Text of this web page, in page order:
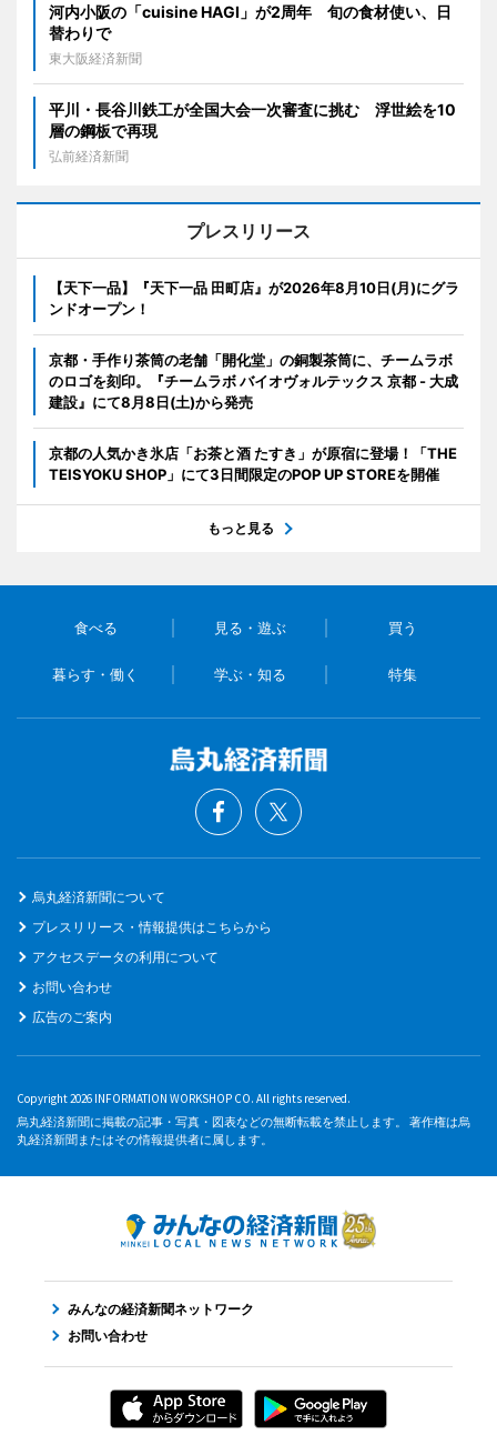
河内小阪の「cuisine HAGI」が2周年 旬の食材使い、日
替わりで
東大阪経済新聞
平川・長谷川鉄工が全国大会一次審査に挑む 浮世絵を10
層の鋼板で再現
弘前経済新聞
プレスリリース
【天下一品】『天下一品 田町店』が2026年8月10日(月)にグラ
ンドオープン！
京都・手作り茶筒の老舗「開化堂」の銅製茶筒に、チームラボ
のロゴを刻印。『チームラボ バイオヴォルテックス 京都 - 大成
建設』にて8月8日(土)から発売
京都の人気かき氷店「お茶と酒 たすき」が原宿に登場！「THE
TEISYOKU SHOP」にて3日間限定のPOP UP STOREを開催
もっと見る
食べる 見る・遊ぶ 買う
暮らす・働く 学ぶ・知る 特集
烏丸経済新聞について
プレスリリース・情報提供はこちらから
アクセスデータの利用について
お問い合わせ
広告のご案内
Copyright 2026 INFORMATION WORKSHOP CO. All rights reserved.
烏丸経済新聞に掲載の記事・写真・図表などの無断転載を禁止します。 著作権は烏
丸経済新聞またはその情報提供者に属します。
みんなの経済新聞ネットワーク
お問い合わせ